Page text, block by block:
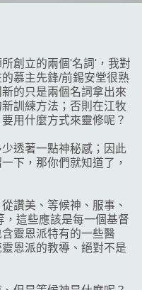
創立的兩個'名詞'，我對
慕主先鋒/前錫安堂很熟
的只是兩個名詞拿出來
訓練方法；否則在江牧
用什麼方式來靈修呢？
透著一點神秘感；因此
下，那你們就知道了，
讚美、等候神、服事、
，這些應該是每一個基督
靈恩派特有的一些醫
恩派的教導、絕對不是